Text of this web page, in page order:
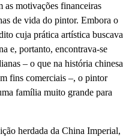
as motivações financeiras
de vida do pintor. Embora o
cuja prática artística buscava
e, portanto, encontrava-se
– o que na história chinesa
fins comerciais –, o pintor
família muito grande para
herdada da China Imperial,